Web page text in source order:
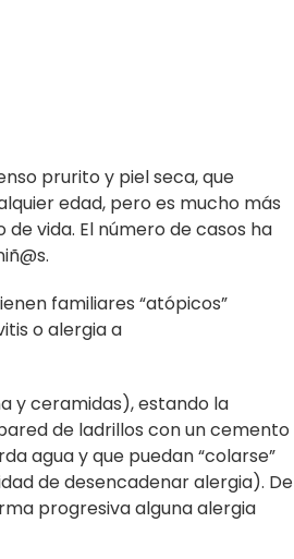
prurito y piel seca, que
edad, pero es mucho más
vida. El número de casos ha
familiares “atópicos”
o alergia a
y ceramidas), estando la
de ladrillos con un cemento
agua y que puedan “colarse”
de desencadenar alergia). De
progresiva alguna alergia